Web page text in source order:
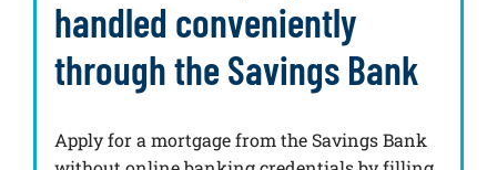
handled conveniently
through the Savings Bank
Apply for a mortgage from the Savings Bank